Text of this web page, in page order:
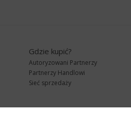
Gdzie kupić?
Autoryzowani Partnerzy
Partnerzy Handlowi
Sieć sprzedaży